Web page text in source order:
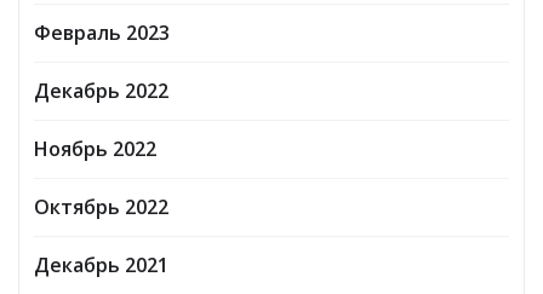
Февраль 2023
Декабрь 2022
Ноябрь 2022
Октябрь 2022
Декабрь 2021